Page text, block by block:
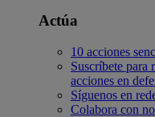
Actúa
10 acciones
Suscríbete para
acciones en
Síguenos en
Colabora con